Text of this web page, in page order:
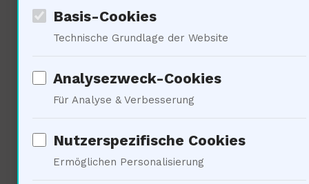
dass wir den Mond nicht
Soziale Implikationen der
Mondforschung durch Karl
Marx
Basis-Cookies
Technische Grundlage der Website
Analysezweck-Cookies
Für Analyse & Verbesserung
Nutzerspezifische Cookies
Ermöglichen Personalisierung